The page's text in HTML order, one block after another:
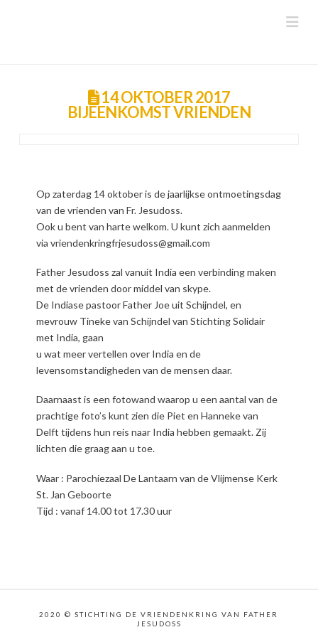
14 OKTOBER 2017
BIJEENKOMST VRIENDEN
Op zaterdag 14 oktober is de jaarlijkse ontmoetingsdag
van de vrienden van Fr. Jesudoss.
Ook u bent van harte welkom. U kunt zich aanmelden
via vriendenkringfrjesudoss@gmail.com
Father Jesudoss zal vanuit India een verbinding maken
met de vrienden door middel van skype.
De Indiase pastoor Father Joe uit Schijndel, en
mevrouw Tineke van Schijndel van Stichting Solidair
met India, gaan
u wat meer vertellen over India en de
levensomstandigheden van de mensen daar.
Daarnaast is een fotowand waarop u een aantal van de
prachtige foto’s kunt zien die Piet en Hanneke van
Delft tijdens hun reis naar India hebben gemaakt. Zij
lichten die graag aan u toe.
Waar : Parochiezaal De Lantaarn van de Vlijmense Kerk
St. Jan Geboorte
Tijd : vanaf 14.00 tot 17.30 uur
2020 © STICHTING DE VRIENDENKRING VAN FATHER
JESUDOSS